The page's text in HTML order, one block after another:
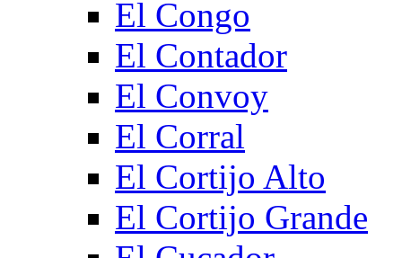
El Congo
El Contador
El Convoy
El Corral
El Cortijo Alto
El Cortijo Grande